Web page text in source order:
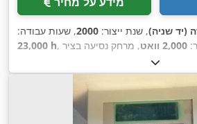
(יד שניה), שנת ייצור: 2000, שעות עבודה:
23,000 h
2,000 וואט
, משקל כולל:6,500 ק"ג , מספר צירים:3